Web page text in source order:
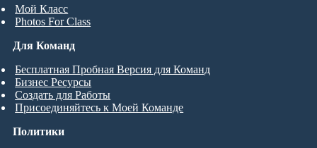
Мой Класс
Photos For Class
Для Команд
Бесплатная Пробная Версия для Команд
Бизнес Ресурсы
Создать для Работы
Присоединяйтесь к Моей Команде
Политики